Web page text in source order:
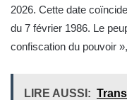
2026. Cette date
du 7 février 1986. Le
confiscation du pouvoir
LIRE AUSSI: